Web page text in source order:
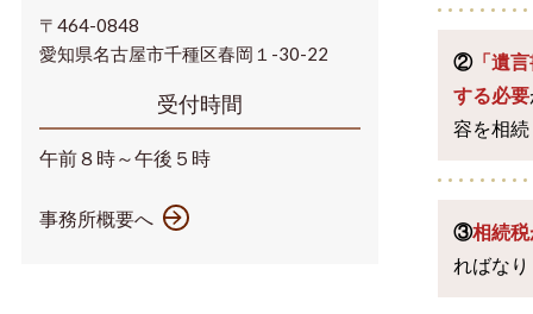
②「遺
する必要
容を相
③相続
ればな
〒464-0848
愛知県名古屋市千種区春岡１-30-22
受付時間
午前８時～午後５時
事務所概要へ